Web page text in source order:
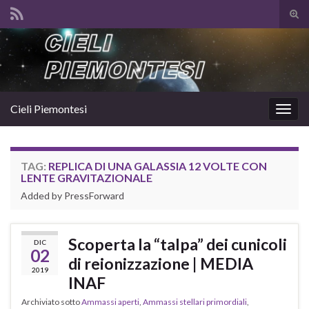
il
Search for:
la
Cieli Piemontesi
TAG: REPLICA DI UNA GALASSIA 12 VOLTE CON
LENTE GRAVITAZIONALE
Added by PressForward
DIC
02
2019
Scoperta la “talpa” dei cunicoli
di reionizzazione | MEDIA
INAF
Archiviato sottoAmmassi aperti, Ammassi stellari primordiali,